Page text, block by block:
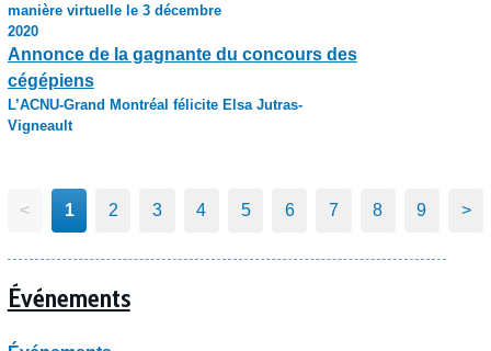
manière virtuelle le 3 décembre
2020
Annonce de la gagnante du concours des
cégépiens
L’ACNU-Grand Montréal félicite Elsa Jutras-
Vigneault
< 1 2 3 4 5 6 7 8 9 >
Événements